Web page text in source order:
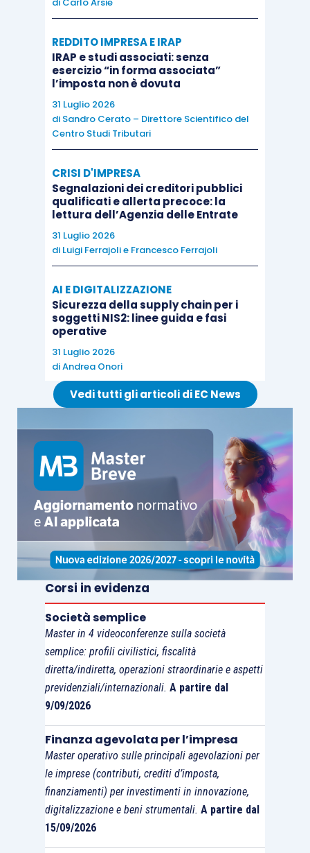
REDDITO IMPRESA E IRAP
IRAP e studi associati: senza
esercizio “in forma associata”
l’imposta non è dovuta
31 Luglio 2026
di Sandro Cerato – Direttore Scientifico del
Centro Studi Tributari
CRISI D'IMPRESA
Segnalazioni dei creditori pubblici
qualificati e allerta precoce: la
lettura dell’Agenzia delle Entrate
31 Luglio 2026
di Luigi Ferrajolie Francesco Ferrajoli
AI E DIGITALIZZAZIONE
Sicurezza della supply chain per i
soggetti NIS2: linee guida e fasi
operative
31 Luglio 2026
diAndrea Onori
Vedi tutti gli articoli di EC News
Corsi in evidenza
Società semplice
Master in 4 videoconferenze sulla società
semplice: profili civilistici, fiscalità
diretta/indiretta, operazioni straordinarie e aspetti
previdenziali/internazionali. A partire dal
9/09/2026
Finanza agevolata per l’impresa
Master operativo sulle principali agevolazioni per
le imprese (contributi, crediti d’imposta,
finanziamenti) per investimenti in innovazione,
digitalizzazione e beni strumentali. A partire dal
15/09/2026